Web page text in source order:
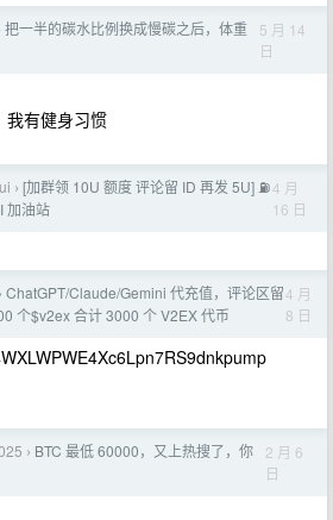
把一半的碳水比例换成慢碳之后，体重
5 月 14
日
我有健身习惯
› [加群领 10U 额度 评论留 ID 再发 5U] ⛽
加油站
4 月
16 日
› ChatGPT/Claude/Gemini 代充值，评论区留
个$v2ex 合计 3000 个 V2EX 代币
4 月
8 日
› BTC 最低 60000，又上热搜了，你
2 月 6
日